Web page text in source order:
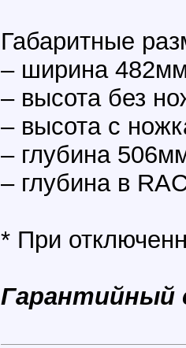
Габаритные
– ширина
– высота без
– высота с
– глубина
– глубина в
* При
Гарантийный